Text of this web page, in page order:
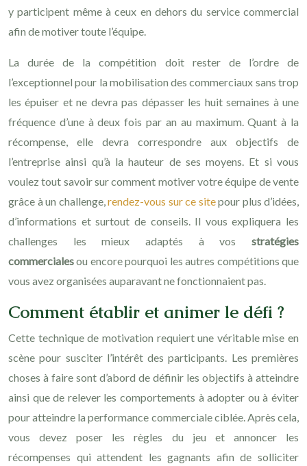
y participent même à ceux en dehors du service commercial
afin de motiver toute l’équipe.
La durée de la compétition doit rester de l’ordre de
l’exceptionnel pour la mobilisation des commerciaux sans trop
les épuiser et ne devra pas dépasser les huit semaines à une
fréquence d’une à deux fois par an au maximum. Quant à la
récompense, elle devra correspondre aux objectifs de
l’entreprise ainsi qu’à la hauteur de ses moyens. Et si vous
voulez tout savoir sur comment motiver votre équipe de vente
grâce à un challenge,rendez-vous sur ce sitepour plus d’idées,
d’informations et surtout de conseils. Il vous expliquera les
challenges les mieux adaptés à vos stratégies
commercialesou encore pourquoi les autres compétitions que
vous avez organisées auparavant ne fonctionnaient pas.
Comment établir et animer le défi ?
Cette technique de motivation requiert une véritable mise en
scène pour susciter l’intérêt des participants. Les premières
choses à faire sont d’abord de définir les objectifs à atteindre
ainsi que de relever les comportements à adopter ou à éviter
pour atteindre la performance commerciale ciblée. Après cela,
vous devez poser les règles du jeu et annoncer les
récompenses qui attendent les gagnants afin de solliciter